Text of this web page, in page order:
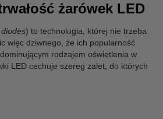
żarówek LED
) to technologia, której nie trzeba
więc dziwnego, że ich popularność
rodzajem oświetlenia w
LED cechuje szereg zalet, do których